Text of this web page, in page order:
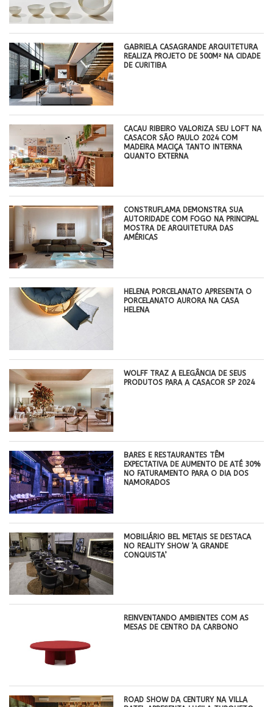
GABRIELA CASAGRANDE ARQUITETURA
REALIZA PROJETO DE 500M² NA CIDADE
DE CURITIBA
CACAU RIBEIRO VALORIZA SEU LOFT NA
CASACOR SÃO PAULO 2024 COM
MADEIRA MACIÇA TANTO INTERNA
QUANTO EXTERNA
CONSTRUFLAMA DEMONSTRA SUA
AUTORIDADE COM FOGO NA PRINCIPAL
MOSTRA DE ARQUITETURA DAS
AMÉRICAS
HELENA PORCELANATO APRESENTA O
PORCELANATO AURORA NA CASA
HELENA
WOLFF TRAZ A ELEGÂNCIA DE SEUS
PRODUTOS PARA A CASACOR SP 2024
BARES E RESTAURANTES TÊM
EXPECTATIVA DE AUMENTO DE ATÉ 30%
NO FATURAMENTO PARA O DIA DOS
NAMORADOS
MOBILIÁRIO BEL METAIS SE DESTACA
NO REALITY SHOW ‘A GRANDE
CONQUISTA’
REINVENTANDO AMBIENTES COM AS
MESAS DE CENTRO DA CARBONO
ROAD SHOW DA CENTURY NA VILLA